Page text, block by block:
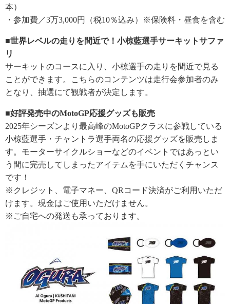
本）
・参加費／3万3,000円（税10％込み）※保険料・昼食を含む
■世界レベルの走りを間近で！小椋藍選手サーキットサファ
リ
サーキットのコースに入り、小椋選手の走りを間近で見る
ことができます。こちらのコンテンツは走行会参加者のみ
となり、抽選にて観戦者が決定します。
■好評発売中のMotoGP応援グッズも販売
2025年シーズンより最高峰のMotoGPクラスに参戦している
小椋藍選手・チャントラ選手両名の応援グッズを販売しま
す。モーターサイクルショーなどのイベントではあっとい
う間に完売してしまったアイテムを手にいただくチャンス
です！
※クレジット、電子マネー、QRコード決済がご利用いただ
けます。現金はご使用いただけません。
※ご自宅への発送も承っております。